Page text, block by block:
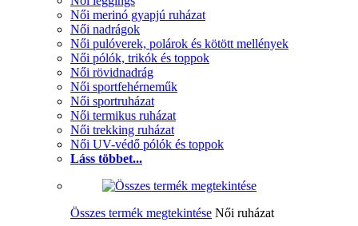
Női merinó gyapjú ruházat
Női nadrágok
Női pulóverek, polárok és kötött mellények
Női pólók, trikók és toppok
Női rövidnadrág
Női sportfehérneműk
Női sportruházat
Női termikus ruházat
Női trekking ruházat
Női UV-védő pólók és toppok
Láss többet...
Összes termék megtekintése Női ruházat